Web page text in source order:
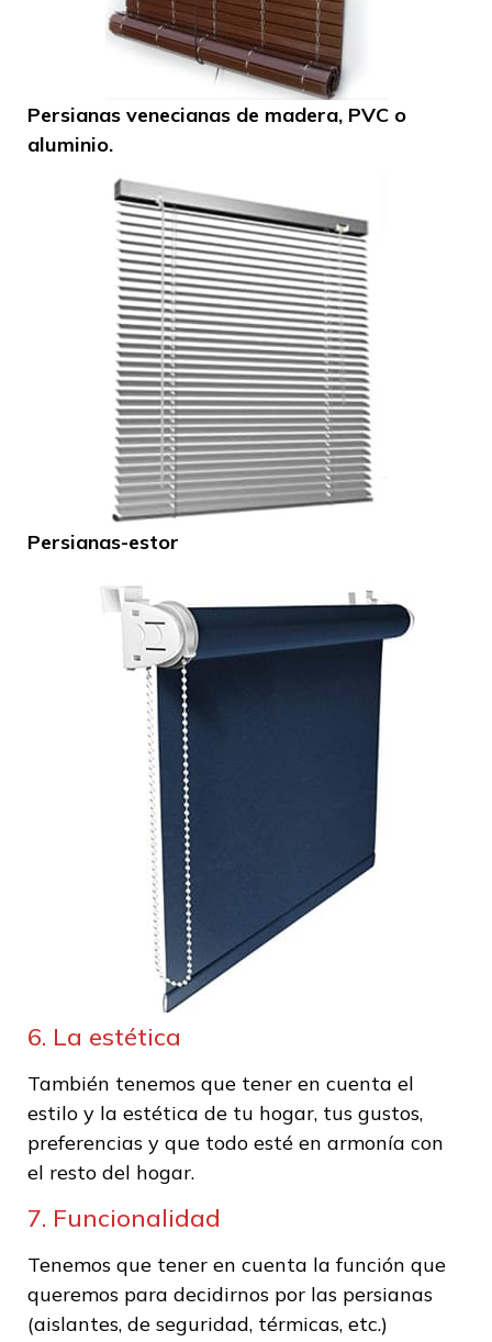
Persianas venecianas de madera, PVC o
aluminio.
Persianas-estor
6. La estética
También tenemos que tener en cuenta el
estilo y la estética de tu hogar, tus gustos,
preferencias y que todo esté en armonía con
el resto del hogar.
7. Funcionalidad
Tenemos que tener en cuenta la función que
queremos para decidirnos por las persianas
(aislantes, de seguridad, térmicas, etc.)